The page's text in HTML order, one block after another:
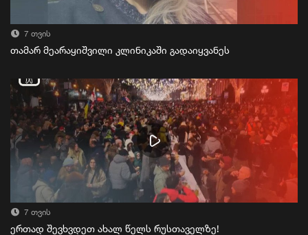
7 თვის
თამარ მეარაყიშვილი კლინიკაში გადაიყვანეს
7 თვის
ერთად შევხვდეთ ახალ წელს რუსთაველზე!